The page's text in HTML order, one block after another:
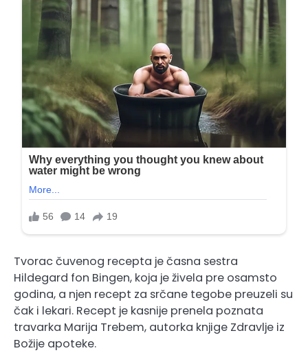
Tvorac čuvenog recepta je časna sestra
Hildegard fon Bingen, koja je živela pre osamsto
godina, a njen recept za srčane tegobe preuzeli su
čak i lekari. Recept je kasnije prenela poznata
travarka Marija Trebem, autorka knjige Zdravlje iz
Božije apoteke.